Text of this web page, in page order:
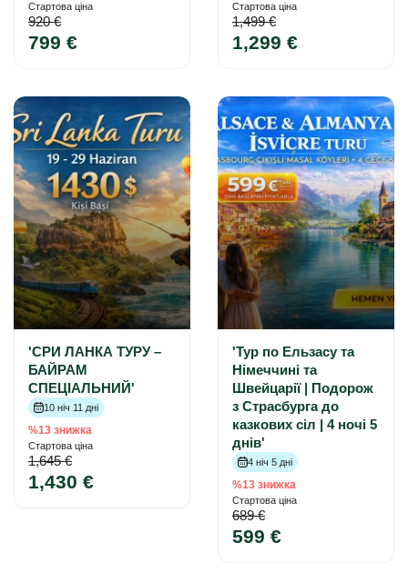
Стартова ціна
920 €
799 €
Стартова ціна
1,499 €
1,299 €
'СРИ ЛАНКА ТУРУ –
БАЙРАМ
СПЕЦІАЛЬНИЙ'
10 ніч 11 дні
%13 знижка
Стартова ціна
1,645 €
1,430 €
'Тур по Ельзасу та
Німеччині та
Швейцарії | Подорож
з Страсбурга до
казкових сіл | 4 ночі 5
днів'
4 ніч 5 дні
%13 знижка
Стартова ціна
689 €
599 €